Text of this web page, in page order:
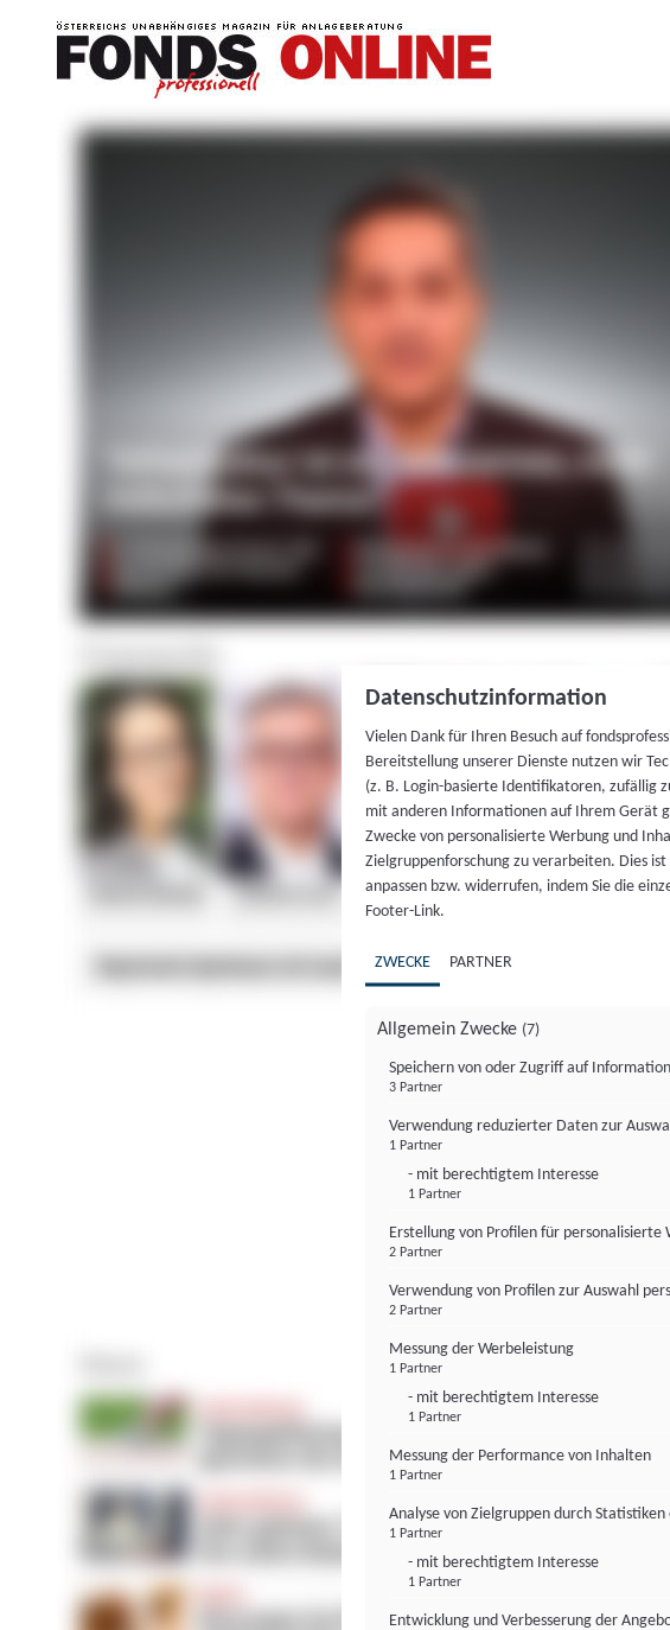
Datenschutzinformation
Vielen Dank für Ihren Besuch auf
Bereitstellung unserer Dienste nutzen wir
(z. B. Login-basierte Identifikatoren, zufällig
mit anderen Informationen auf Ihrem Gerät
Zwecke von personalisierte Werbung und
Zielgruppenforschung zu verarbeiten. Dies
anpassen bzw. widerrufen, indem Sie die
Footer-Link.
ZWECKE PARTNER
Allgemein Zwecke (7)
Speichern von oder Zugriff auf
3 Partner
Verwendung reduzierter Daten zur
1 Partner
- mit berechtigtem Interesse
1 Partner
Erstellung von Profilen für personalisierte
2 Partner
Verwendung von Profilen zur Auswahl
2 Partner
Messung der Werbeleistung
1 Partner
- mit berechtigtem Interesse
1 Partner
Messung der Performance von Inhalten
1 Partner
Analyse von Zielgruppen durch
1 Partner
- mit berechtigtem Interesse
1 Partner
Entwicklung und Verbesserung der